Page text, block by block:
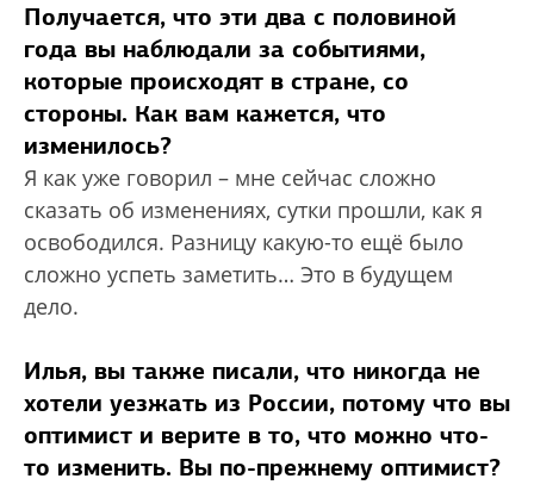
Получается, что эти два с половиной
года вы наблюдали за событиями,
которые происходят в стране, со
стороны. Как вам кажется, что
изменилось?
Я как уже говорил – мне сейчас сложно
сказать об изменениях, сутки прошли, как я
освободился. Разницу какую-то ещё было
сложно успеть заметить… Это в будущем
дело.
Илья, вы также писали, что никогда не
хотели уезжать из России, потому что вы
оптимист и верите в то, что можно что-
то изменить. Вы по-прежнему оптимист?